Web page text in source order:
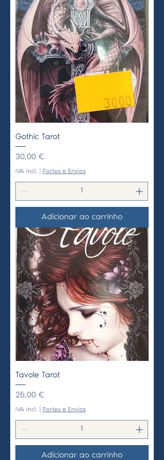
Gothic Tarot
Preço
30,00 €
IVA incl. Portes e Envios
Adicionar ao carrinho
Tavole Tarot
Preço
25,00 €
IVA incl. Portes e Envios
Adicionar ao carrinho